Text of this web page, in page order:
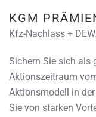
KGM
Kfz-Nachlass +
Sichern Sie sich als
Aktionszeitraum
Aktionsmodell in der
Sie von starken